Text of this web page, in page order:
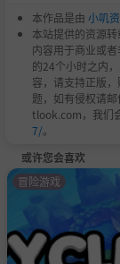
本作品是由 小叽
本站提供的资源
内容用于商业或
的24个小时之内
容，请支持正版
题，如有侵权请
tlook.com，我们
7/。
或许您会喜欢
冒险游戏